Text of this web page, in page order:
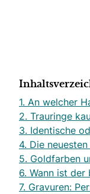
1. An welcher
2. Trauringe
3. Identische
4. Die
5. Goldfarben
6. Wann ist
7. Gravuren: